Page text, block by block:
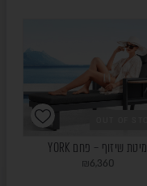
מיטת שיזוף – פחם YORK
₪6,360